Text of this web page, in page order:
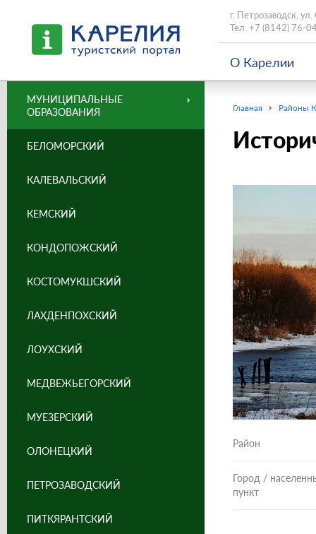
г. Петрозаводск,
Тел. +7 (8142) 76-
О Карелии
Главная Районы
Район
Город /
пункт
МУНИЦИПАЛЬНЫЕ
ОБРАЗОВАНИЯ
БЕЛОМОРСКИЙ
КАЛЕВАЛЬСКИЙ
КЕМСКИЙ
КОНДОПОЖСКИЙ
КОСТОМУКШСКИЙ
ЛАХДЕНПОХСКИЙ
ЛОУХСКИЙ
МЕДВЕЖЬЕГОРСКИЙ
МУЕЗЕРСКИЙ
ОЛОНЕЦКИЙ
ПЕТРОЗАВОДСКИЙ
ПИТКЯРАНТСКИЙ